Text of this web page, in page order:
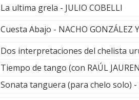
La ultima grela - JULIO COBELLI
Cuesta Abajo - NACHO GONZÁLEZ
Dos interpretaciones del chelista
Tiempo de tango (con RAÚL
Sonata tanguera (para chelo solo) -